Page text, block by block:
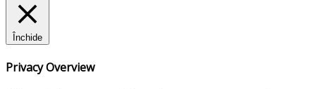
Închide
Privacy Overview